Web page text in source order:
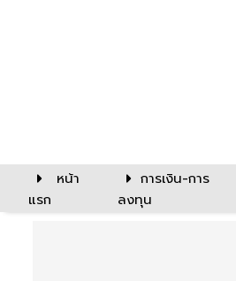
หน้า
แรก
การเงิน-การ
ลงทุน